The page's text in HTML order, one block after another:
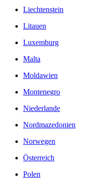
Liechtenstein
Litauen
Luxemburg
Malta
Moldawien
Montenegro
Niederlande
Nordmazedonien
Norwegen
Österreich
Polen